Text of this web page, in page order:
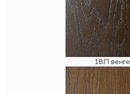
18.П венге